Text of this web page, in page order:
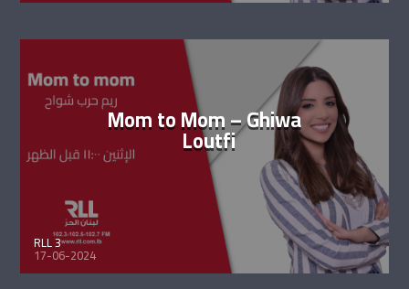
Mom to Mom – Ghiwa
Loutfi
RLL 3
17-06-2024